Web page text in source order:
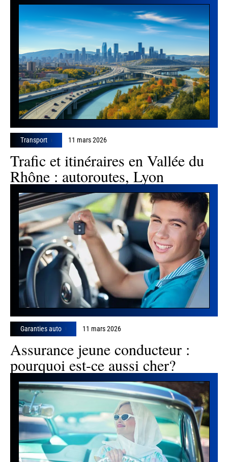
Transport 11 mars 2026
Trafic et itinéraires en Vallée du
Rhône : autoroutes, Lyon
Garanties auto 11 mars 2026
Assurance jeune conducteur :
pourquoi est-ce aussi cher?